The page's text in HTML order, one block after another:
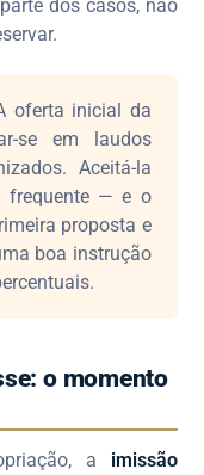
dos casos, não
oferta inicial da
se em laudos
Aceitá-la
frequente — e o
proposta e
boa instrução
o momento
a imissão